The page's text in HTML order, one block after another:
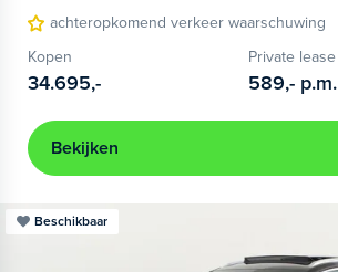
achteropkomend verkeer waarschuwing
Kopen
34.695,-
Private lease
589,- p.m.
Bekijken
Beschikbaar